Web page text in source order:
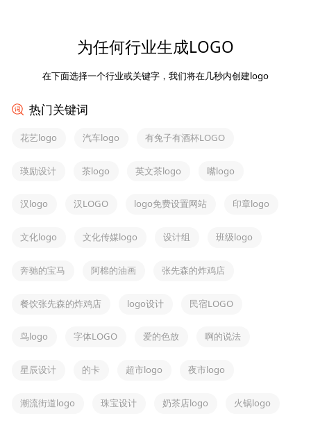
为任何行业生成LOGO
在下面选择一个行业或关键字，我们将在几秒内创建logo
热门关键词
花艺logo 汽车logo 有兔子有酒杯LOGO
瑛励设计 茶logo 英文茶logo 嘴logo
汉logo 汉LOGO logo免费设置网站 印章logo
文化logo 文化传媒logo 设计组 班级logo
奔驰的宝马 阿棉的油画 张先森的炸鸡店
餐饮张先森的炸鸡店 logo设计 民宿LOGO
鸟logo 字体LOGO 爱的色放 啊的说法
星辰设计 的卡 超市logo 夜市logo
潮流街道logo 珠宝设计 奶茶店logo 火锅logo